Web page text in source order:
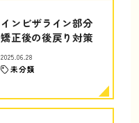
インビザライン部分
矯正後の後戻り対策
2025.06.28
未分類